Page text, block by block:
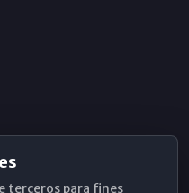
terceros para fines